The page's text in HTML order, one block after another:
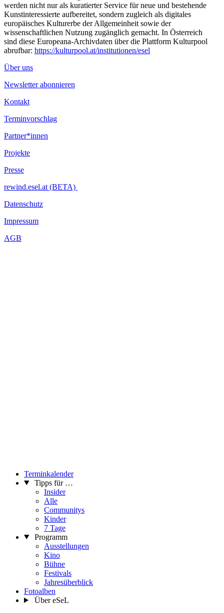
werden nicht nur als kuratierter Service für neue und bestehende
Kunstinteressierte aufbereitet, sondern zugleich als digitales
europäisches Kulturerbe der Allgemeinheit sowie der
wissenschaftlichen Nutzung zugänglich gemacht. In Österreich
sind diese Europeana-Archivdaten über die Plattform Kulturpool
abrufbar: https://kulturpool.at/institutionen/esel
Über uns
Newsletter abonnieren
Kontakt
Terminvorschlag
Partner*innen
Projekte
Presse
rewind.esel.at (BETA)
Datenschutz
Impressum
AGB
Terminkalender
Tipps für …
Insider
Alle
Communitys
Kinder
7 Tage
Programm
Ausstellungen
Kino
Bühne
Festivals
Jahresüberblick
Fotoalben
Über eSeL